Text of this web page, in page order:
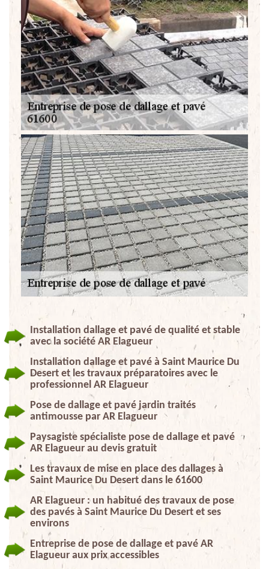
Installation dallage et pavé de qualité et stable
avec la société AR Elagueur
Installation dallage et pavé à Saint Maurice Du
Desert et les travaux préparatoires avec le
professionnel AR Elagueur
Pose de dallage et pavé jardin traités
antimousse par AR Elagueur
Paysagiste spécialiste pose de dallage et pavé
AR Elagueur au devis gratuit
Les travaux de mise en place des dallages à
Saint Maurice Du Desert dans le 61600
AR Elagueur : un habitué des travaux de pose
des pavés à Saint Maurice Du Desert et ses
environs
Entreprise de pose de dallage et pavé AR
Elagueur aux prix accessibles